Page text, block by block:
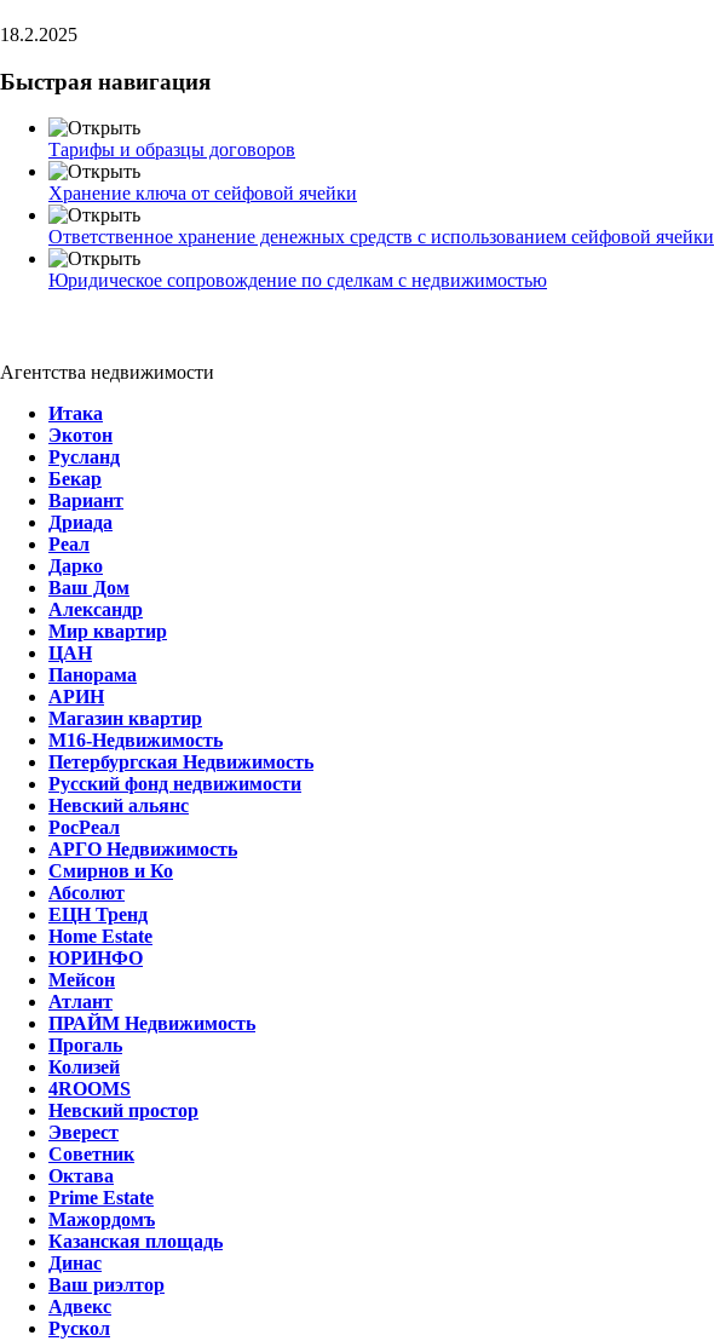
18.2.2025
Быстрая навигация
Тарифы и образцы договоров
Хранение ключа от сейфовой ячейки
Ответственное хранение денежных средств с использованием сейфовой ячейки
Юридическое сопровождение по сделкам с недвижимостью
Агентства недвижимости
Итака
Экотон
Русланд
Бекар
Вариант
Дриада
Реал
Дарко
Ваш Дом
Александр
Мир квартир
ЦАН
Панорама
АРИН
Магазин квартир
М16-Недвижимость
Петербургская Недвижимость
Русский фонд недвижимости
Невский альянс
РосРеал
АРГО Недвижимость
Смирнов и Ко
Абсолют
ЕЦН Тренд
Home Estate
ЮРИНФО
Мейсон
Атлант
ПРАЙМ Недвижимость
Прогаль
Колизей
4ROOMS
Невский простор
Эверест
Советник
Октава
Prime Estate
Мажордомъ
Казанская площадь
Динас
Ваш риэлтор
Адвекс
Рускол